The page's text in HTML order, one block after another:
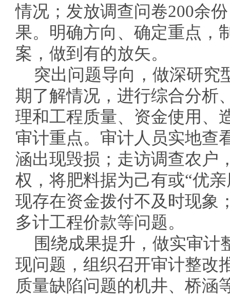
情况；发放调查问卷200余
果。明确方向、确定重点，
案，做到有的放矢。
突出问题导向，做深研究
期了解情况，进行综合分析
理和工程质量、资金使用、
审计重点。审计人员实地查
涵出现毁损；走访调查农户
权，将肥料据为己有或“优
现存在资金拨付不及时现象
多计工程价款等问题。
围绕成果提升，做实审计
现问题，组织召开审计整改
质量缺陷问题的机井、桥涵